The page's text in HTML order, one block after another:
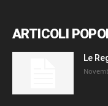
ARTICOLI
Le